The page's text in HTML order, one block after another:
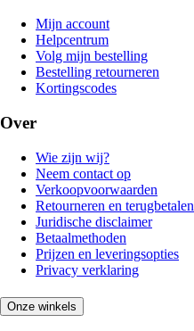
Mijn account
Helpcentrum
Volg mijn bestelling
Bestelling retourneren
Kortingscodes
Over
Wie zijn wij?
Neem contact op
Verkoopvoorwaarden
Retourneren en terugbetalen
Juridische disclaimer
Betaalmethoden
Prijzen en leveringsopties
Privacy verklaring
Onze winkels